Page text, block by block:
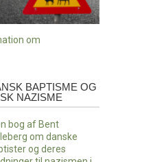
om
BAPTISME OG
NAZISME
bog af Bent
om danske
og deres